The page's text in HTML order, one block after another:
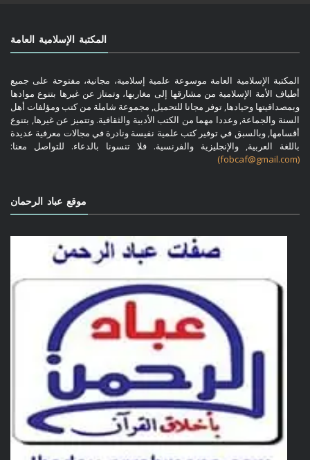
المكتبة الإسلامية العامة
المكتبة الإسلامية العامة موسوعة علمية إسلامية، مجانية، مفتوحة على جميع
أطياف الأمة الإسلامية من مشارقها إلى مغاربها، وتمتاز عن غيرها بتنوع موادها
وبمصداقيتها وحيادها, توفر مجانا للتحميل, مجموعة شاملة من كتب ومؤلفات أهل
السنة والجماعة, وعددا مهما من الكتب الأدبية والثقافية. وتتميز عن غيرها, بتنوع
أقسامها, وبالسبق في توفير كتب علمية نفيسة ونادرة في مجالات معرفية عديدة
باللغة العربية, والإنجليزية والفرنسية. فلا تنسونا بالدعاء. للتواصل معنا:
(fobcaf@gmail.com)
موقع عباد الرحمان